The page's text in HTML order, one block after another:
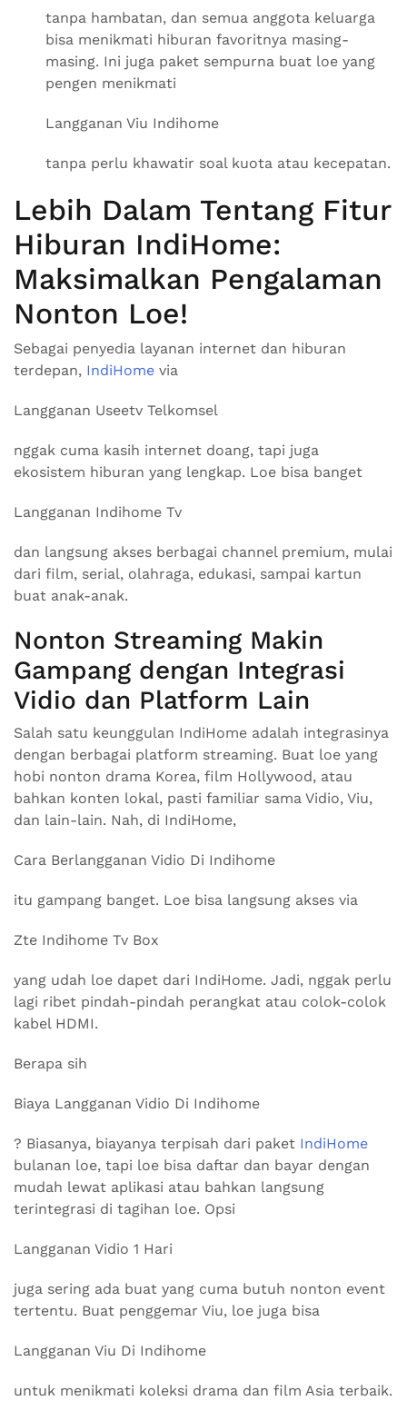
tanpa hambatan, dan semua anggota keluarga
bisa menikmati hiburan favoritnya masing-
masing. Ini juga paket sempurna buat loe yang
pengen menikmati
Langganan Viu Indihome
tanpa perlu khawatir soal kuota atau kecepatan.
Lebih Dalam Tentang Fitur
Hiburan IndiHome:
Maksimalkan Pengalaman
Nonton Loe!
Sebagai penyedia layanan internet dan hiburan
terdepan, IndiHome via
Langganan Useetv Telkomsel
nggak cuma kasih internet doang, tapi juga
ekosistem hiburan yang lengkap. Loe bisa banget
Langganan Indihome Tv
dan langsung akses berbagai channel premium, mulai
dari film, serial, olahraga, edukasi, sampai kartun
buat anak-anak.
Nonton Streaming Makin
Gampang dengan Integrasi
Vidio dan Platform Lain
Salah satu keunggulan IndiHome adalah integrasinya
dengan berbagai platform streaming. Buat loe yang
hobi nonton drama Korea, film Hollywood, atau
bahkan konten lokal, pasti familiar sama Vidio, Viu,
dan lain-lain. Nah, di IndiHome,
Cara Berlangganan Vidio Di Indihome
itu gampang banget. Loe bisa langsung akses via
Zte Indihome Tv Box
yang udah loe dapet dari IndiHome. Jadi, nggak perlu
lagi ribet pindah-pindah perangkat atau colok-colok
kabel HDMI.
Berapa sih
Biaya Langganan Vidio Di Indihome
? Biasanya, biayanya terpisah dari paket IndiHome
bulanan loe, tapi loe bisa daftar dan bayar dengan
mudah lewat aplikasi atau bahkan langsung
terintegrasi di tagihan loe. Opsi
Langganan Vidio 1 Hari
juga sering ada buat yang cuma butuh nonton event
tertentu. Buat penggemar Viu, loe juga bisa
Langganan Viu Di Indihome
untuk menikmati koleksi drama dan film Asia terbaik.